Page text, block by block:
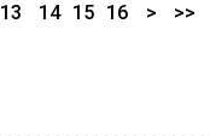
13 14 15 16 > >>